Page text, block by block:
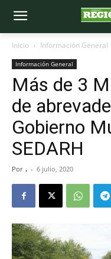
Inicio Información General
Información General
Más de 3
de
Gobierno
SEDARH
Por . - 6 julio, 2020